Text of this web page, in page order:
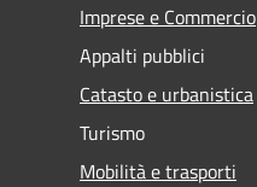
Imprese e Commercio
Appalti pubblici
Catasto e urbanistica
Turismo
Mobilità e trasporti